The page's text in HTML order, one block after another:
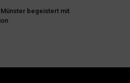
begeistert mit